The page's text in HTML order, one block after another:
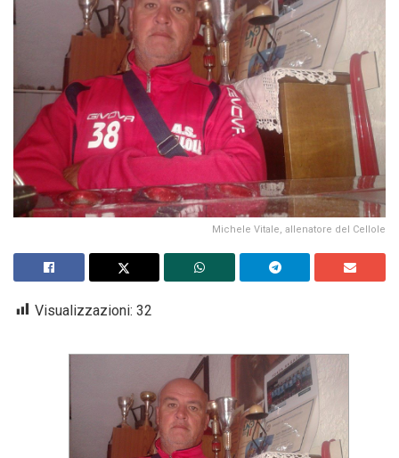
Michele Vitale, allenatore del Cellole
Visualizzazioni: 32